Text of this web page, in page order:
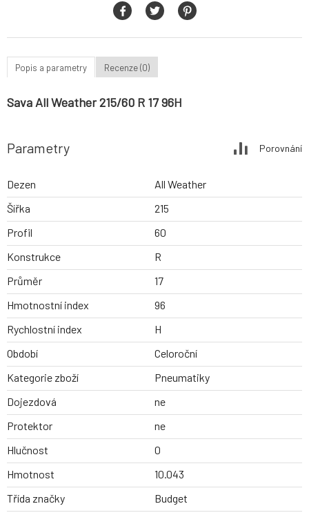
Popis a parametry Recenze (0)
Sava All Weather 215/60 R 17 96H
Parametry Porovnání
Dezen
All Weather
Šířka
215
Profil
60
Konstrukce
R
Průměr
17
Hmotnostní index
96
Rychlostní index
H
Období
Celoroční
Kategorie zboží
Pneumatiky
Dojezdová
ne
Protektor
ne
Hlučnost
0
Hmotnost
10.043
Třída značky
Budget